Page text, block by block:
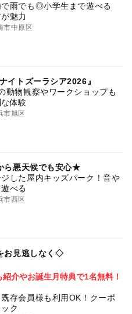
雨でも◎小学生まで遊べる
魅力
市中原区
イトズーラシア2026』
動物観察やワークショップも
体験
市旭区
ら悪天候でも安心★
した屋内キッズパーク！音や
べる
市西区
お見逃しなく◇
介やお誕生月特典で1名無料！
存会員様も利用OK！クーポ
ク